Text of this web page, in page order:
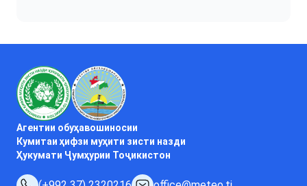
Агентии обуҳавошиносии
Кумитаи ҳифзи муҳити зисти назди
Ҳукумати Ҷумҳурии Тоҷикистон